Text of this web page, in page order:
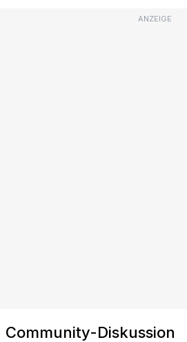
ANZEIGE
Community-Diskussion